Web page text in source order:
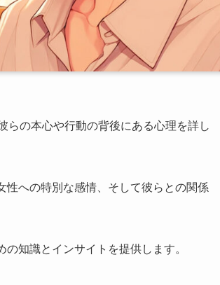
らの本心や行動の背後にある心理を詳し
性への特別な感情、そして彼らとの関係
知識とインサイトを提供します。